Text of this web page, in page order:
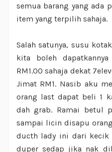
semua barang yang ada
item yang terpilih sahaja.
Salah satunya, susu
kita boleh dapatkannya
RM1.00 sahaja dekat
Jimat RM1. Nasib aku
orang last dapat beli 1
dah grab. Ramai betul
sampai licin disapu
ducth lady ini dari kecik
duper sedap jika nak